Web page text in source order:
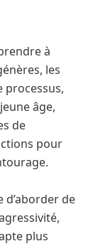
à
les
processus,
âge,
de
pour
d’aborder de
plus